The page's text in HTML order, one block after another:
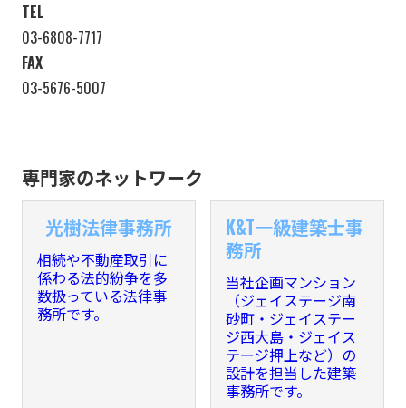
TEL
03-6808-7717
FAX
03-5676-5007
専門家のネットワーク
光樹法律事務所
相続や不動産取引に
係わる法的紛争を多
数扱っている法律事
務所です。
K&T一級建築士事
務所
当社企画マンション
（ジェイステージ南
砂町・ジェイステー
ジ西大島・ジェイス
テージ押上など）の
設計を担当した建築
事務所です。